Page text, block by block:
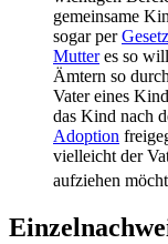
gemeinsame
sogar perGesetz
Mutteres so
Ämtern so
Vater eines
das Kind nach
Adoption
vielleicht der
aufziehen